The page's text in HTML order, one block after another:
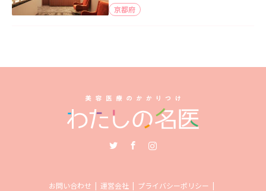
京都府
お問い合わせ 運営会社
プライバシーポリシー